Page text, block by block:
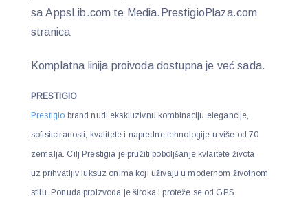
sa AppsLib.com te Media.PrestigioPlaza.com
stranica
Komplatna linija proivoda dostupna je već sada.
PRESTIGIO
Prestigio brand nudi ekskluzivnu kombinaciju elegancije,
sofisitciranosti, kvalitete i napredne tehnologije u više od 70
zemalja. Cilj Prestigia je pružiti poboljšanje kvlaitete života
uz prihvatljiv luksuz onima koji uživaju u modernom životnom
stilu. Ponuda proizvoda je široka i proteže se od GPS